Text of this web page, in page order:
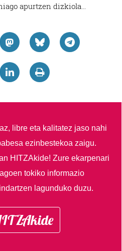
apurtzen dizkiola…
libre eta kalitatez jaso nahi
ezinbestekoa zaigu.
HITZAkide!Zure ekarpenari
tokiko informazio
lagunduko duzu.